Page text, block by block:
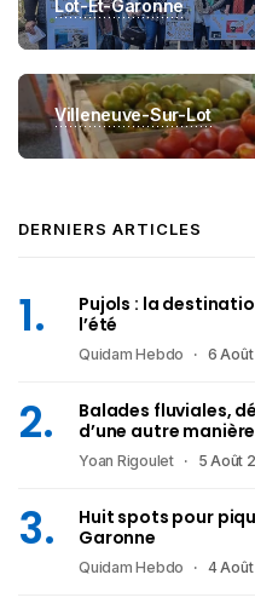
Lot-Et-Garonne
Villeneuve-Sur-Lot
DERNIERS ARTICLES
Pujols : la
l’été
Quidam Hebdo 6
Balades fluviales,
d’une autre manière
Yoan Rigoulet 5 Août
Huit spots pour
Garonne
Quidam Hebdo 4